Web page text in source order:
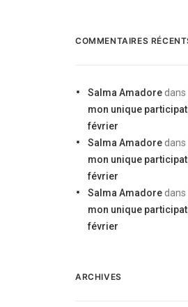
COMMENTAIRES
Salma Amadore dans
mon unique
février
Salma Amadore dans
mon unique
février
Salma Amadore dans
mon unique
février
ARCHIVES